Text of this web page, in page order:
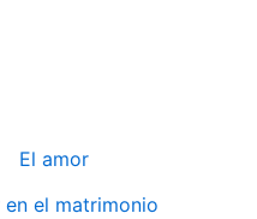
en el matrimonio